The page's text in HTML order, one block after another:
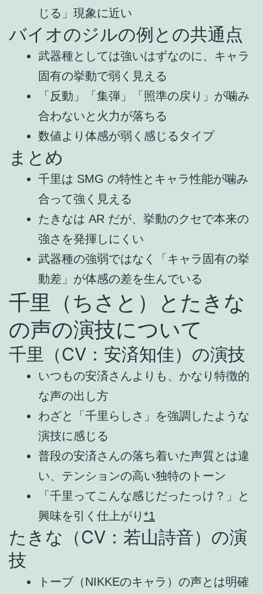
じる」現象に近い
バイオのジルの例との共通点
武器種としては強いはずなのに、キャラ
固有の挙動で弱く見える
「反動」「集弾」「照準の戻り」が噛み
合わないと火力が落ちる
数値より体感が弱く感じるタイプ
まとめ
千里は SMG の特性とキャラ性能が噛み
合って強く見える
たきなは AR だが、挙動のクセで本来の
強さを発揮しにくい
武器種の強弱ではなく「キャラ固有の挙
動差」が体感の差を生んでいる
千里（ちさと）とたきな
の声の演技について
千里（CV：安済知佳）の演技
いつもの安済さんよりも、かなり特徴的
な声の出し方
わざと「千里らしさ」を強調したような
演技に感じる
普段の安済さんの落ち着いた声質とは違
い、テンションの高い独特のトーン
「千里ってこんな感じだったっけ？」と
興味を引く仕上がり *1
たきな（CV：若山詩音）の演
技
トーブ（NIKKEのキャラ）の声とは明確